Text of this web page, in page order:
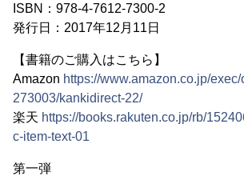
ISBN：978-4-7612-7300-2
発行日：2017年12月11日
【書籍のご購入はこちら】
Amazon https://www.amazon.co.jp/
273003/kankidirect-22/
楽天 https://books.rakuten.co.jp/rb/
c-item-text-01
第一弾